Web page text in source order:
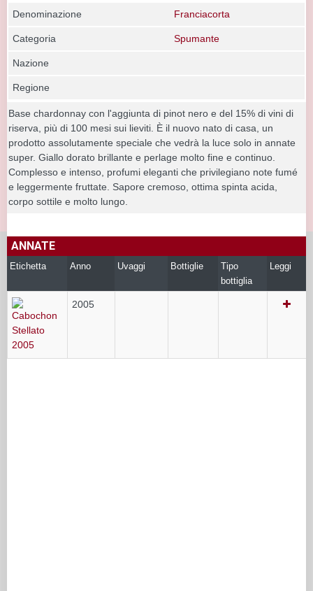
Denominazione Franciacorta
Categoria Spumante
Nazione
Regione
Base chardonnay con l'aggiunta di pinot nero e del 15% di vini di
riserva, più di 100 mesi sui lieviti. È il nuovo nato di casa, un
prodotto assolutamente speciale che vedrà la luce solo in annate
super. Giallo dorato brillante e perlage molto fine e continuo.
Complesso e intenso, profumi eleganti che privilegiano note fumé
e leggermente fruttate. Sapore cremoso, ottima spinta acida,
corpo sottile e molto lungo.
ANNATE
Etichetta Anno Uvaggi Bottiglie
Tipo
bottiglia
Leggi
2005